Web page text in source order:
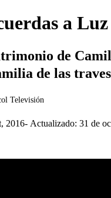
a
de
de las
Televisión
2016 Actualizado: 31 de